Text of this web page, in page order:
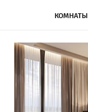
КОМНАТЫ